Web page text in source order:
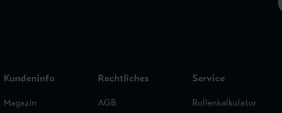
Kundeninfo
Magazin
Rechtliches
AGB
Service
Rollenkalkulator